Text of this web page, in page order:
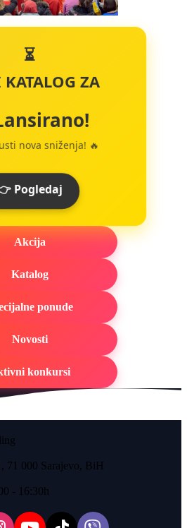
⏳
ZA
nova sniženja! 🔥
Pogledaj
Akcija
Katalog
ponude
Novosti
konkursi
71 000 Sarajevo, BiH
- 16:30h